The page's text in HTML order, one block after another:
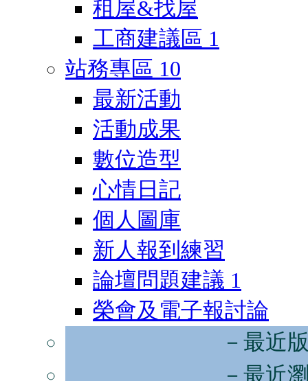
租屋&找屋
工商建議區 1
站務專區 10
最新活動
活動成果
數位造型
心情日記
個人圖庫
新人報到練習
論壇問題建議 1
榮會及電子報討論
－最近
－最近